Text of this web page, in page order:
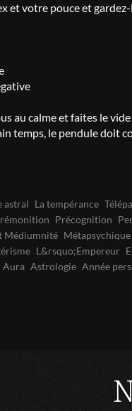
votre pouce et
au calme et faites le
temps, le pendule doit
astral La tempérance
Précognition
Médiumnité Métapsychique
L&rsquo;Empereur
Aura Astrologie Année